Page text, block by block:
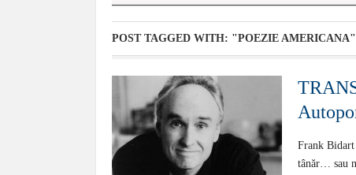
POST TAGGED WITH: "POEZIE AMERICANA"
Frank
tânăr… sau